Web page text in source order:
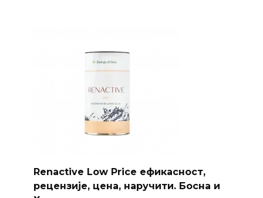
Renactive Low Price ефикасност,
рецензије, цена, наручити. Босна и